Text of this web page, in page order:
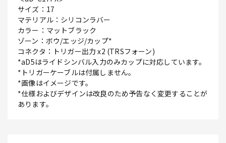
サイズ：17
マテリアル：シリコンラバー
カラー：マットブラック
ゾーン：ボウ/エッジ/カップ*
コネクタ：トリガー出力 x2 (TRSフォーン)
*aD5はライドシンバル入力のみカップに対応しています。
*トリガーケーブルは付属しません。
*画像はイメージです。
*仕様およびデザインは改良のため予告なく変更することが
あります。